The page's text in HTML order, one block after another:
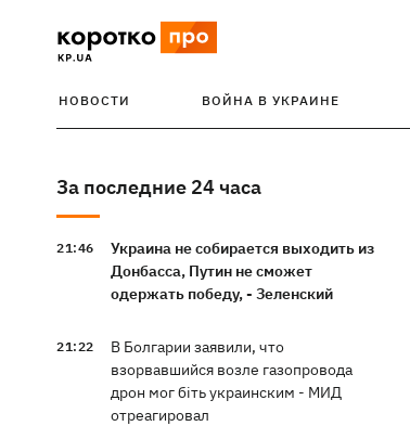
НОВОСТИ ВОЙНА В УКРАИНЕ
За последние 24 часа
21:46
Украина не собирается выходить из
Донбасса, Путин не сможет
одержать победу, - Зеленский
21:22
В Болгарии заявили, что
взорвавшийся возле газопровода
дрон мог біть украинским - МИД
отреагировал